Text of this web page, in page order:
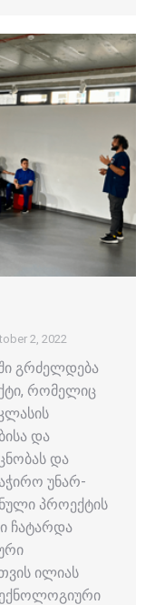
2, 2022
გრძელდება
რომელიც
და
და
უნარ-
პროექტის
ჩატარდა
ილიას